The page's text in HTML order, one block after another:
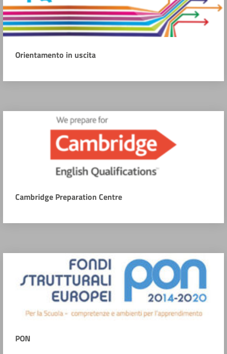
Orientamento in uscita
Cambridge Preparation Centre
PON